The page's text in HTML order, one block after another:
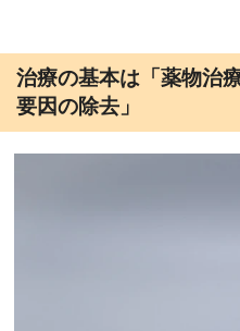
治療の基本は「薬物治
要因の除去」